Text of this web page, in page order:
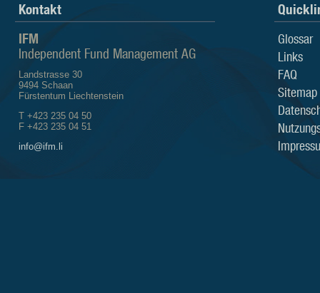
Kontakt
IFM
Independent Fund Management AG
Landstrasse 30
9494 Schaan
Fürstentum Liechtenstein
T +423 235 04 50
F +423 235 04 51
info@ifm.li
Glossar
Links
FAQ
Sitemap